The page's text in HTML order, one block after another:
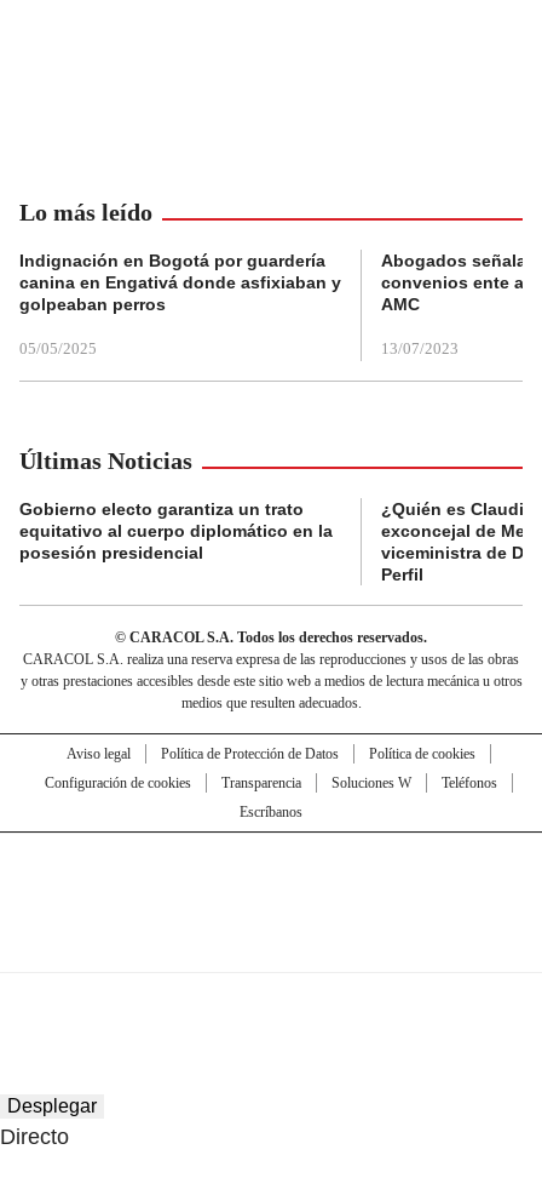
Lo más leído
Indignación en Bogotá por guardería
canina en Engativá donde asfixiaban y
golpeaban perros
05/05/2025
Abogados
convenios ente
AMC
13/07/2023
Últimas Noticias
Gobierno electo garantiza un trato
equitativo al cuerpo diplomático en la
posesión presidencial
¿Quién es Claudia
exconcejal de
viceministra de
Perfil
© CARACOL S.A. Todos los derechos reservados.
CARACOL S.A. realiza una reserva expresa de las reproducciones y usos de las obras
y otras prestaciones accesibles desde este sitio web a medios de lectura mecánica u otros
medios que resulten adecuados.
Aviso legal Política de Protección de Datos
Política de cookies
Configuración de cookies
Transparencia Soluciones W
Teléfonos
Escríbanos
Desplegar
Directo